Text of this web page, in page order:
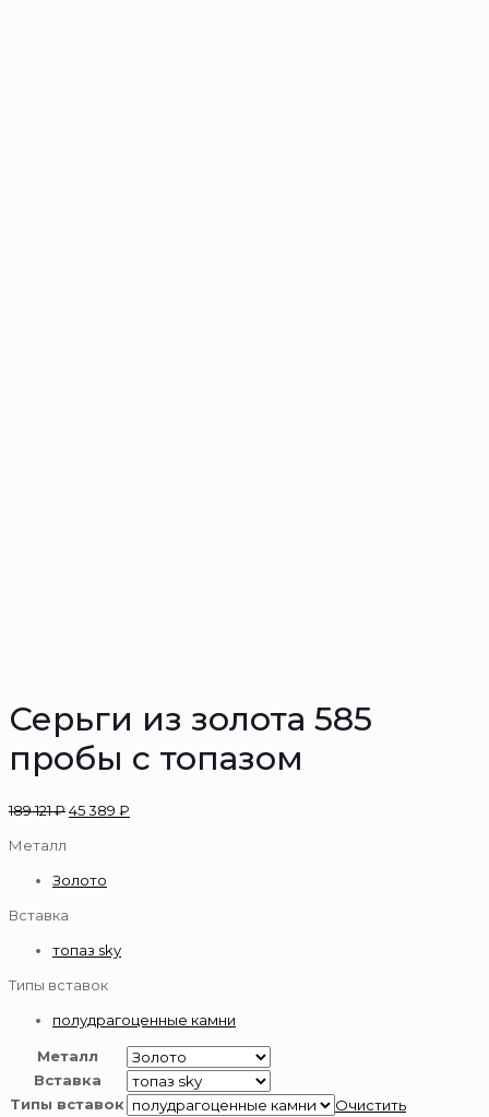
Серьги из золота 585
пробы с топазом
189 121₽45 389 ₽
Металл
Золото
Вставка
топаз sky
Типы вставок
полудрагоценные камни
Металл
Вставка
Типы вставок
Очистить